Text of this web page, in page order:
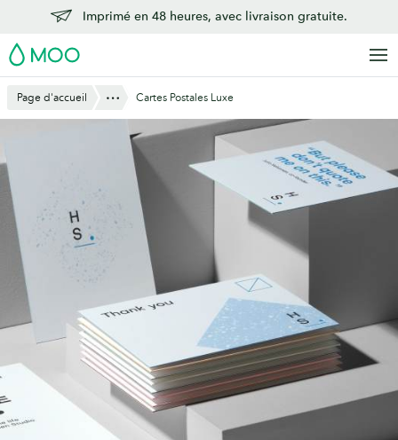
contenu
principal
Imprimé en 48 heures, avec livraison gratuite.
MOO
Page d'accueil Montre Tout
Cartes Postales Luxe